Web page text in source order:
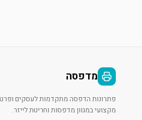
מדפסה
פתרונות הדפסה מתקדמות לעסקים
מקצועי במגוון מדפסות וחריטת לייזר.